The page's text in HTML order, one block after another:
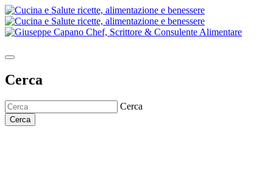
Cerca
Cerca
Cerca